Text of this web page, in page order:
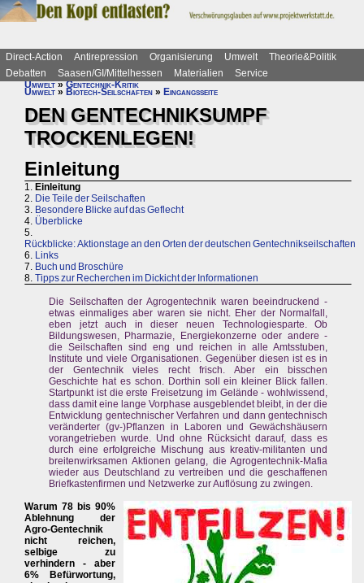
Direct-Action Antirepression Organisierung Umwelt
Theorie&Politik
Debatten
Saasen/GI/Mittelhessen Materialien
Service
Umwelt»Gentechnik-Kritik
Umwelt » Biotech-Seilschaften » Eingangsseite
DEN GENTECHNIKSUMPF
TROCKENLEGEN!
Einleitung
1. Einleitung
2. Die Teile der Seilschaften
3. Besondere Blicke auf das Geflecht
4. Überblicke
5.
Rückblicke: Aktionstage an den Orten der deutschen Gentechnikseilschaften
6. Links
7. Buch und Broschüre
8. Tipps zur Recherchen im Dickicht der Informationen
Die Seilschaften der Agrogentechnik waren beeindruckend -
etwas einmaliges aber waren sie nicht. Eher der Normalfall,
eben jetzt auch in dieser neuen Technologiesparte. Ob
Bildungswesen, Pharmazie, Energiekonzerne oder andere -
die Seilschaften sind eng und reichen in alle Amtsstuben,
Institute und viele Organisationen. Gegenüber diesen ist es in
der Gentechnik vieles recht frisch. Aber ein bisschen
Geschichte hat es schon. Dorthin soll ein kleiner Blick fallen.
Startpunkt ist die erste Freisetzung im Gelände - wohlwissend,
dass damit eine lange Vorphase ausgeblendet bleibt, in der die
Entwicklung gentechnischer Verfahren und dann gentechnisch
veränderter (gv-)Pflanzen in Laboren und Gewächshäusern
vorangetrieben wurde. Und ohne Rücksicht darauf, dass es
durch eine erfolgreiche Mischung aus kreativ-militanten und
breitenwirksamen Aktionen gelang, die Agrogentechnik-Mafia
wieder aus Deutschland zu vertreiben und die geschaffenen
Briefkastenfirmen und Netzwerke zur Auflösung zu zwingen.
Warum 78 bis 90%
Ablehnung der
Agro-Gentechnik
nicht reichen,
selbige zu
verhindern - aber
6% Befürwortung,